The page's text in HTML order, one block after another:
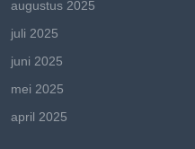
augustus 2025
juli 2025
juni 2025
mei 2025
april 2025